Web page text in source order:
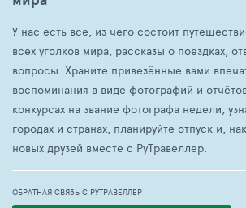
У нас есть всё, из чего состоит
всех уголков мира, рассказы о поездках,
вопросы. Храните привезённые вами
воспоминания в виде фотографий и
конкурсах на звание фотографа недели,
городах и странах, планируйте отпуск и,
новых друзей вместе с РуТравеллер.
ОБРАТНАЯ СВЯЗЬ С РУТРАВЕЛЛЕР